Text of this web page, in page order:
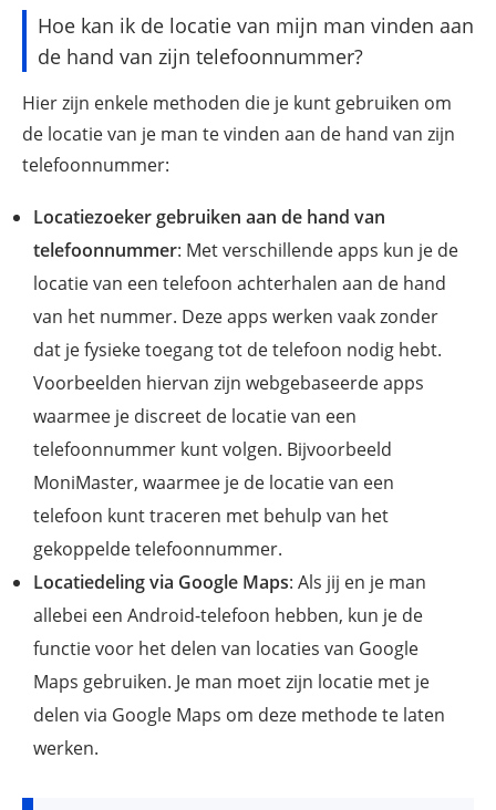
Hoe kan ik de locatie van mijn man vinden aan
de hand van zijn telefoonnummer?
Hier zijn enkele methoden die je kunt gebruiken om
de locatie van je man te vinden aan de hand van zijn
telefoonnummer:
Locatiezoeker gebruiken aan de hand van
telefoonnummer: Met verschillende apps kun je de
locatie van een telefoon achterhalen aan de hand
van het nummer. Deze apps werken vaak zonder
dat je fysieke toegang tot de telefoon nodig hebt.
Voorbeelden hiervan zijn webgebaseerde apps
waarmee je discreet de locatie van een
telefoonnummer kunt volgen. Bijvoorbeeld
MoniMaster, waarmee je de locatie van een
telefoon kunt traceren met behulp van het
gekoppelde telefoonnummer.
Locatiedeling via Google Maps: Als jij en je man
allebei een Android-telefoon hebben, kun je de
functie voor het delen van locaties van Google
Maps gebruiken. Je man moet zijn locatie met je
delen via Google Maps om deze methode te laten
werken.